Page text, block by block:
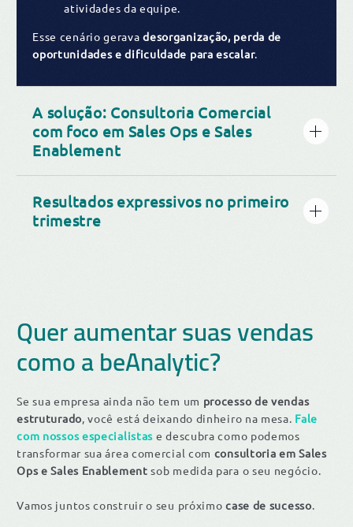
atividades da equipe.
Esse cenário geravadesorganização, perda de
oportunidades e dificuldade para escalar.
A solução: Consultoria Comercial
com foco em Sales Ops e Sales
Enablement
Resultados expressivos no primeiro
trimestre
Quer aumentar suas vendas
como a beAnalytic?
Se sua empresa ainda não tem um processo de vendas
estruturado, você está deixando dinheiro na mesa. Fale
com nossos especialistas e descubra como podemos
transformar sua área comercial com consultoria em Sales
Ops e Sales Enablement sob medida para o seu negócio.
Vamos juntos construir o seu próximocase de sucesso.